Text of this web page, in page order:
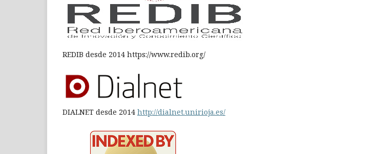
REDIB desde 2014 https://www.redib.org/
DIALNET desde 2014 http://dialnet.unirioja.es/